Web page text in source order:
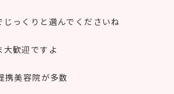
じっくりと選んでくださいね
歓迎ですよ
美容院が多数